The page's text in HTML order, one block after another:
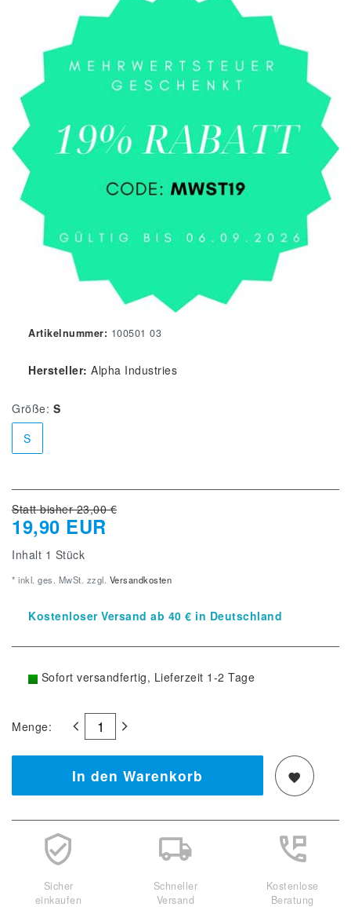
Artikelnummer: 100501 03
Hersteller: Alpha Industries
Größe: S
S
Statt bisher 23,00 €
19,90 EUR
Inhalt 1 Stück
* inkl. ges. MwSt. zzgl. Versandkosten
Kostenloser Versand ab 40 € in Deutschland
Sofort versandfertig, Lieferzeit 1-2 Tage
Menge:
In den Warenkorb
Sicher
einkaufen
Schneller
Versand
Kostenlose
Beratung